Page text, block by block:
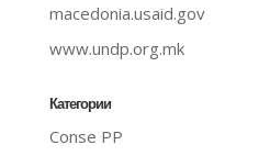
macedonia.usaid.gov
www.undp.org.mk
Категории
Conse PP